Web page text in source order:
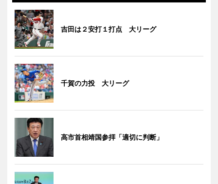
吉田は２安打１打点 大リーグ
千賀の力投 大リーグ
高市首相靖国参拝「適切に判断」